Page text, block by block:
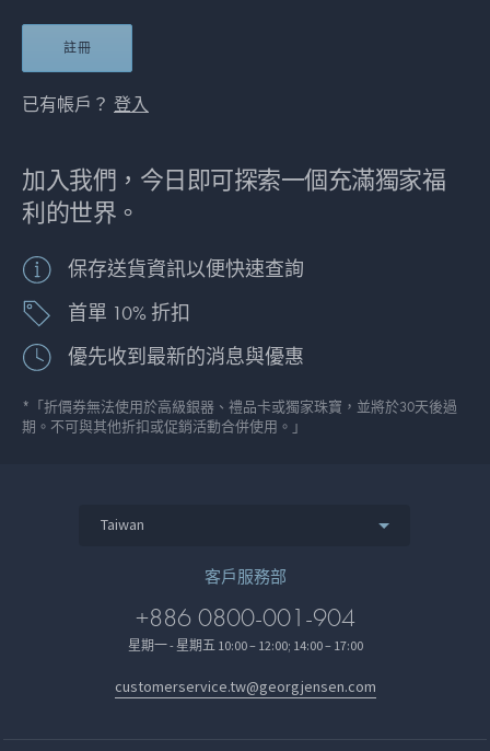
註冊
已有帳戶？ 登入
加入我們，今日即可探索一個充滿獨家福
利的世界。
保存送貨資訊以便快速查詢
首單 10% 折扣
優先收到最新的消息與優惠
*「折價券無法使用於高級銀器、禮品卡或獨家珠寶，並將於30天後過
期。不可與其他折扣或促銷活動合併使用。」
Taiwan
客戶服務部
+886 0800-001-904
星期一 - 星期五 10:00 – 12:00; 14:00 – 17:00
customerservice.tw@georgjensen.com